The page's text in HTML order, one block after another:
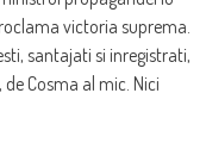
victoria suprema.
santajati si inregistrati,
Cosma al mic. Nici